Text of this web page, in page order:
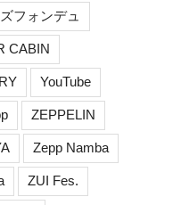
フォンデュ
CABIN
YouTube
ZEPPELIN
Zepp Namba
ZUI Fes.